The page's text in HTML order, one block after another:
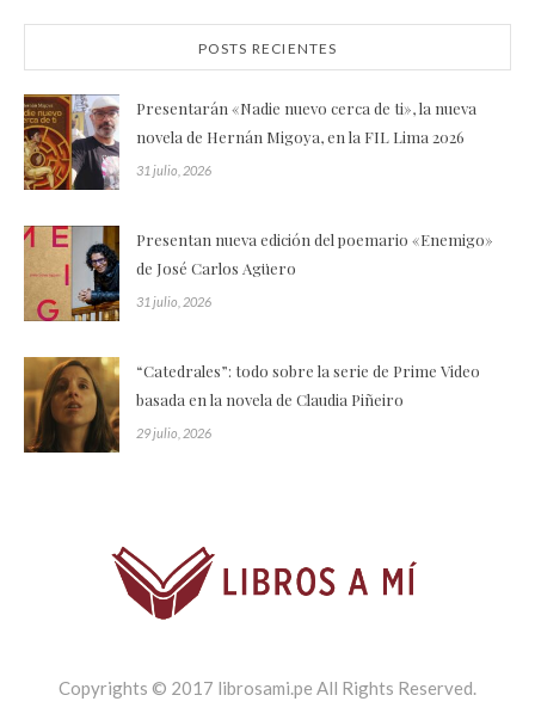
POSTS RECIENTES
Presentarán «Nadie nuevo cerca de ti», la nueva
novela de Hernán Migoya, en la FIL Lima 2026
31 julio, 2026
Presentan nueva edición del poemario «Enemigo»
de José Carlos Agüero
31 julio, 2026
“Catedrales”: todo sobre la serie de Prime Video
basada en la novela de Claudia Piñeiro
29 julio, 2026
Copyrights © 2017 librosami.pe All Rights Reserved.